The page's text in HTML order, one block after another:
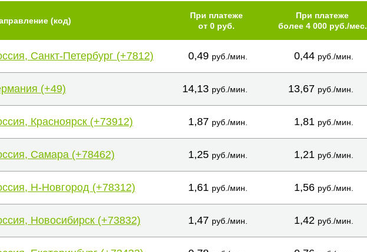
(код)
При платеже
от 0 руб.
При платеже
более 4 000 руб./мес.
Санкт-Петербург (+7812) 0,49 руб./мин. 0,44 руб./мин.
(+49) 14,13 руб./мин. 13,67 руб./мин.
Красноярск (+73912) 1,87 руб./мин. 1,81 руб./мин.
Самара (+78462) 1,25 руб./мин. 1,21 руб./мин.
Н-Новгород (+78312) 1,61 руб./мин. 1,56 руб./мин.
Новосибирск (+73832) 1,47 руб./мин. 1,42 руб./мин.